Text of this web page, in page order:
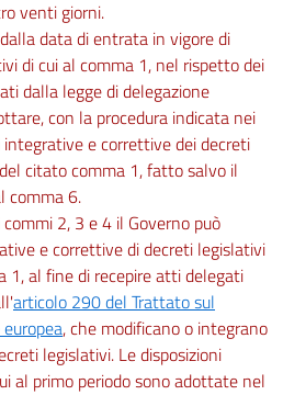
venti giorni.
data di entrata in vigore di
di cui al comma 1, nel rispetto dei
dalla legge di delegazione
con la procedura indicata nei
e correttive dei decreti
citato comma 1, fatto salvo il
comma 6.
2, 3 e 4 il Governo può
e correttive di decreti legislativi
1, al fine di recepire atti delegati
articolo 290 del Trattato sul
, che modificano o integrano
legislativi. Le disposizioni
al primo periodo sono adottate nel